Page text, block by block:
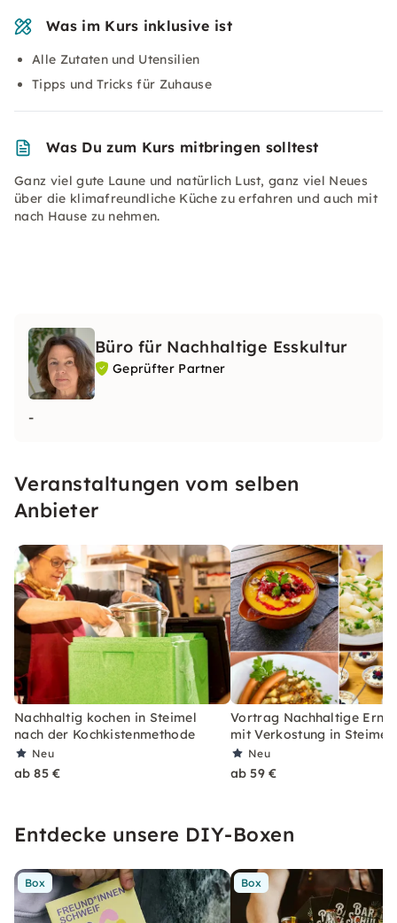
Was im Kurs inklusive ist
Alle Zutaten und Utensilien
Tipps und Tricks für Zuhause
Was Du zum Kurs mitbringen solltest
Ganz viel gute Laune und natürlich Lust, ganz viel Neues
über die klimafreundliche Küche zu erfahren und auch mit
nach Hause zu nehmen.
Büro für Nachhaltige Esskultur
Geprüfter Partner
-
Veranstaltungen vom selben
Anbieter
Nachhaltig kochen in Steimel
nach der Kochkistenmethode
Neu
ab 85 €
Vortrag Nachhaltige
mit Verkostung in Steimel
Neu
ab 59 €
Entdecke unsere DIY-Boxen
Box Box